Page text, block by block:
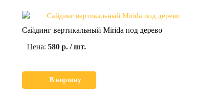
Сайдинг вертикальный Mirida под дерево
Цена: 580 р. / шт.
В корзину